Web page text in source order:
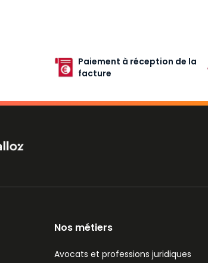
Paiement à réception de la
facture
Nos métiers
Avocats et professions juridiques